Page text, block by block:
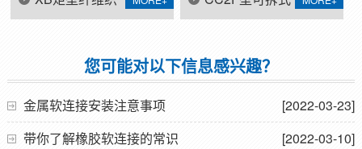
您可能对以下信息感兴趣？
[2022-03-23]
金属软连接安装注意事项
[2022-03-10]
带你了解橡胶软连接的常识